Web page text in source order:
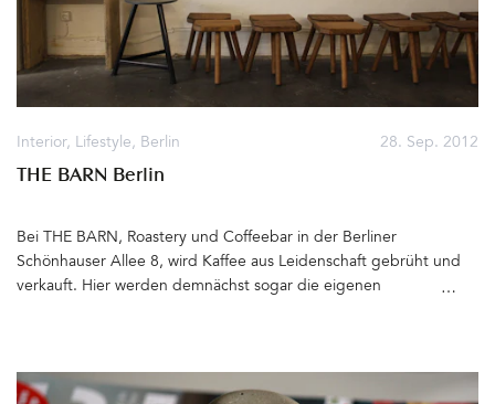
anderen Produkten der Gestalter überzeugen »leises Design,
schlaue Prinzipien und hohe Funktionalität«. Für das neue
Kaffeehaus Frau Lüske in Lichterfelde-West habe ich mit meiner
Kollegin Martina Haag das Interior Konzept gemacht und das
Berliner Pendel gehört auch dazu. Lest hier mehr über das
Gestaltungskonzept des Cafés&hellip
28. Sep. 2012
Interior, Lifestyle, Berlin
THE BARN Berlin
Bei THE BARN, Roastery und Coffeebar in der Berliner
Schönhauser Allee 8, wird Kaffee aus Leidenschaft gebrüht und
verkauft. Hier werden demnächst sogar die eigenen
dann nur noch auf das Aroma und den Geschmack des Kaffees